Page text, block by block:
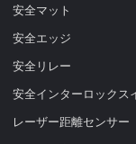
安全マット
安全エッジ
安全リレー
安全インターロックス
レーザー距離センサー